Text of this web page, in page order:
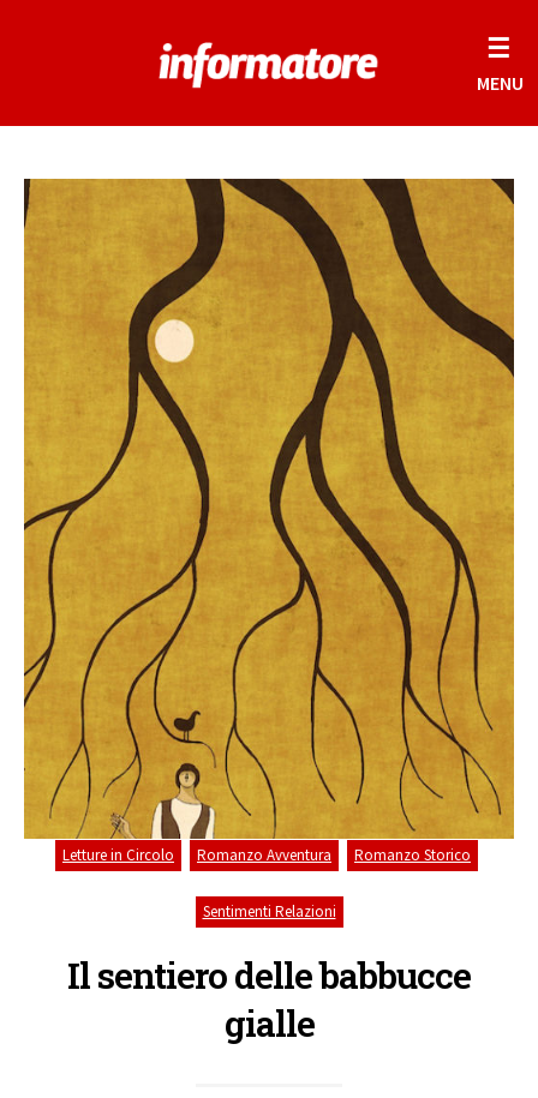
☰
MENU
Letture in Circolo Romanzo Avventura Romanzo Storico
Sentimenti Relazioni
Il sentiero delle babbucce
gialle